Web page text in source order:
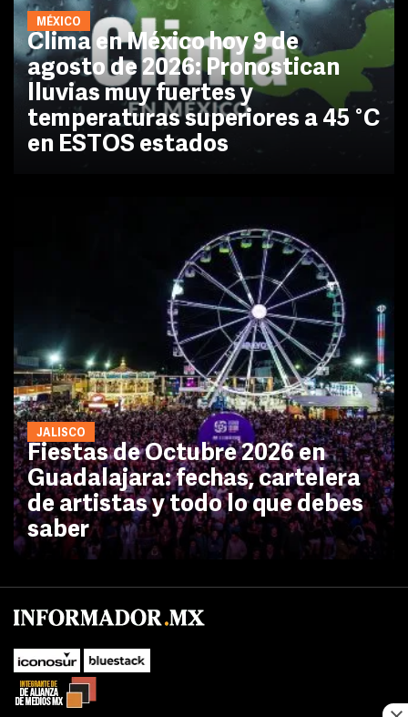
MÉXICO
Clima en México hoy 9 de
agosto de 2026: Pronostican
lluvias muy fuertes y
temperaturas superiores a 45 °C
en ESTOS estados
JALISCO
Fiestas de Octubre 2026 en
Guadalajara: fechas, cartelera
de artistas y todo lo que debes
saber